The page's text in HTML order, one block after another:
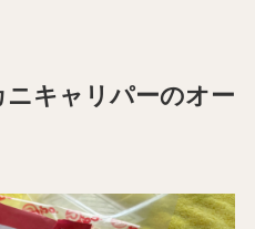
ニキャリパーのオー